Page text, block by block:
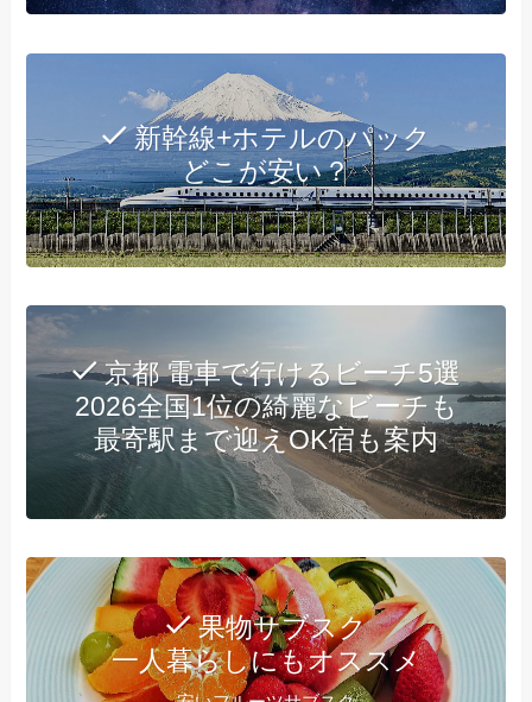
新幹線+ホテルのパック
どこが安い？
京都 電車で行けるビーチ5選
2026全国1位の綺麗なビーチも
最寄駅まで迎えOK宿も案内
果物サブスク
一人暮らしにもオススメ